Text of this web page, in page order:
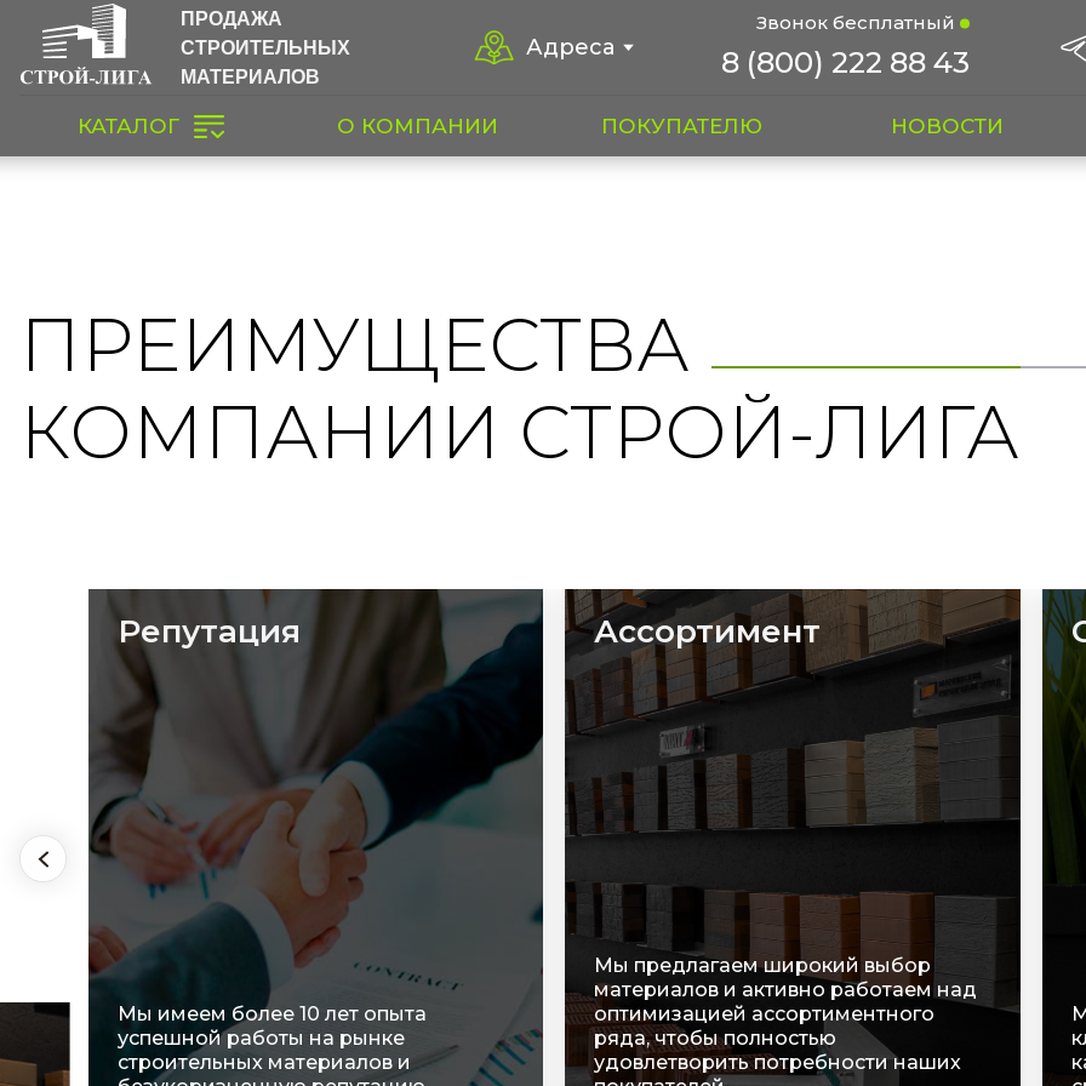
ПРОДАЖА
СТРОИТЕЛЬНЫХ
МАТЕРИАЛОВ
Адреса
Звонок бесплатный
8 (800) 222 88 43
КАТАЛОГ О КОМПАНИИ ПОКУПАТЕЛЮ НОВОСТИ
ПРЕИМУЩЕСТВА
КОМПАНИИ СТРОЙ-ЛИГА
Ассортимент
Мы предлагаем широкий выбор
материалов и активно работаем над
оптимизацией ассортиментного
ряда, чтобы полностью
удовлетворить потребности наших
Сроки
Мы очень ценим время наших
клиентов, оперативно обрабатываем
каждую заявку и строго соблюдаем